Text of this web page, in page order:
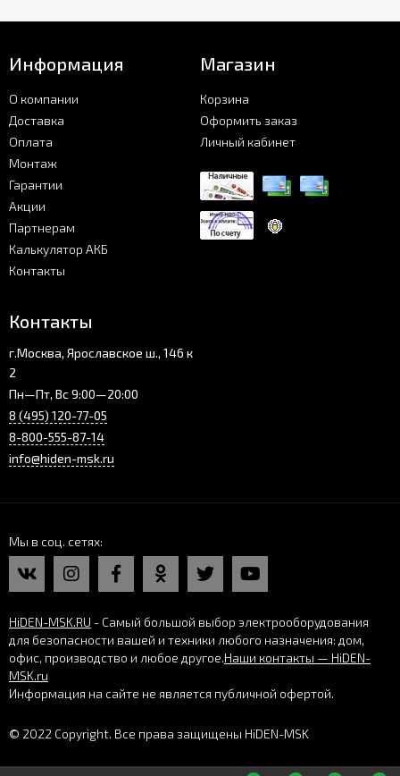
Информация
О компании
Доставка
Оплата
Монтаж
Гарантии
Акции
Партнерам
Калькулятор АКБ
Контакты
Магазин
Корзина
Оформить заказ
Личный кабинет
Контакты
г.Москва, Ярославское ш., 146 к
2
Пн—Пт, Вс 9:00—20:00
8 (495) 120-77-05
8-800-555-87-14
info@hiden-msk.ru
Мы в соц. сетях
HiDEN-MSK.RU - Самый большой выбор электрооборудования
для безопасности вашей и техники любого назначения: дом,
офис, производство и любое другое.Наши контакты — HiDEN-
MSK.ru
Информация на сайте не является публичной офертой.
© 2022 Copyright. Все права защищены HiDEN-MSK